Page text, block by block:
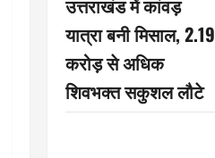
उत्तराखंड में कांवड़
यात्रा बनी मिसाल, 2.19
करोड़ से अधिक
शिवभक्त सकुशल लौटे